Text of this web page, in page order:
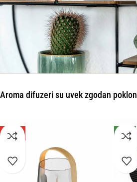
Aroma difuzeri su uvek zgodan poklon
-50% NOVO